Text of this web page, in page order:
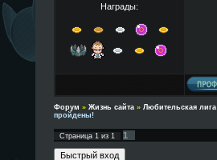
Награды:
Форум » Жизнь сайта » Любительская лига
пройдены!
Страница 1из 1 1